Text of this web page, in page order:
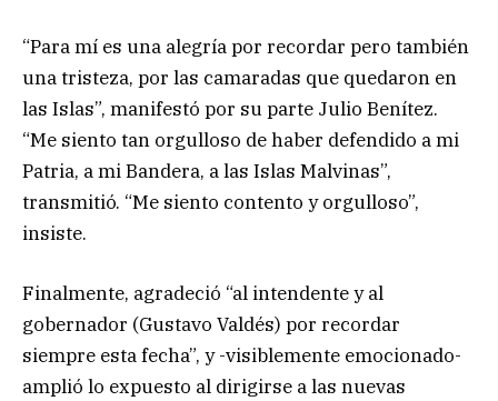
“Para mí es una alegría por recordar pero también
una tristeza, por las camaradas que quedaron en
las Islas”, manifestó por su parte Julio Benítez.
“Me siento tan orgulloso de haber defendido a mi
Patria, a mi Bandera, a las Islas Malvinas”,
transmitió. “Me siento contento y orgulloso”,
insiste.
Finalmente, agradeció “al intendente y al
gobernador (Gustavo Valdés) por recordar
siempre esta fecha”, y -visiblemente emocionado-
amplió lo expuesto al dirigirse a las nuevas